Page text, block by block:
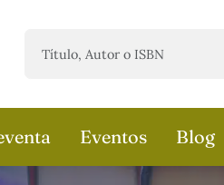
Eventos Blog